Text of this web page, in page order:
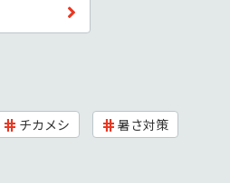
チカメシ
暑さ対策